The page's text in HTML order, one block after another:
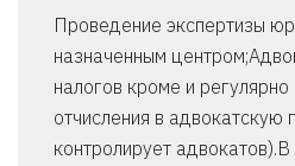
Проведение экспертизы
назначенным
налогов кроме и
отчисления в адвокатскую
контролирует